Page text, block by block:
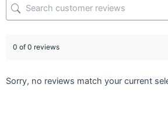
0 of 0 reviews
Sorry, no reviews match your current